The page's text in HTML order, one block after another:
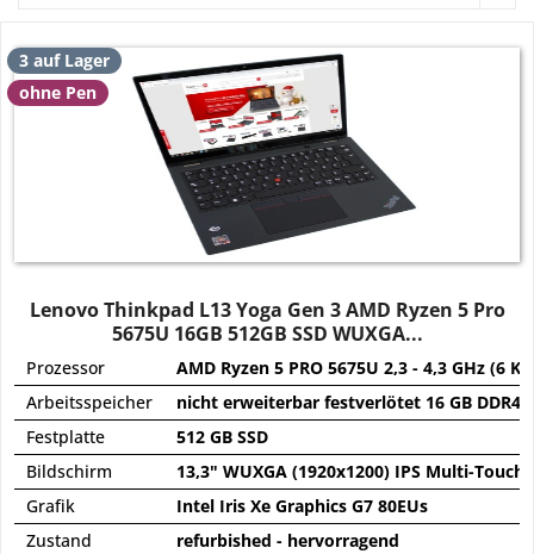
3 auf Lager
ohne Pen
Lenovo Thinkpad L13 Yoga Gen 3 AMD Ryzen 5 Pro
5675U 16GB 512GB SSD WUXGA...
Prozessor
AMD Ryzen 5 PRO 5675U 2,3 - 4,3 GHz (6
Arbeitsspeicher
nicht erweiterbar festverlötet 16 GB DDR4-
Festplatte
512 GB SSD
Bildschirm
13,3" WUXGA (1920x1200) IPS Multi-Touch
Grafik
Intel Iris Xe Graphics G7 80EUs
Zustand
refurbished - hervorragend